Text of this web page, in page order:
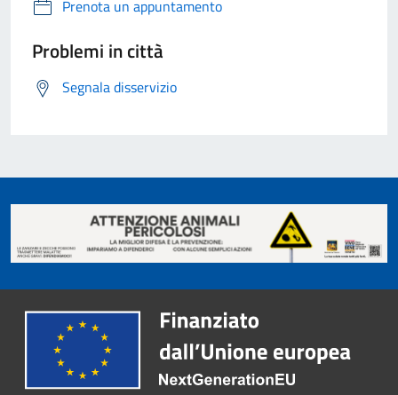
Prenota un appuntamento
Problemi in città
Segnala disservizio